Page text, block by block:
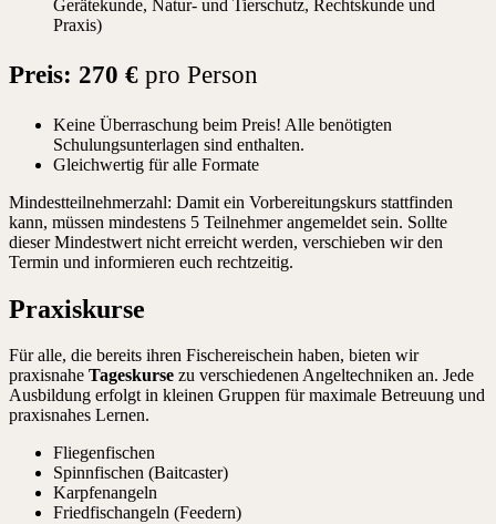
Gerätekunde, Natur- und Tierschutz, Rechtskunde und
Praxis)
Preis: 270 € pro Person
Keine Überraschung beim Preis! Alle benötigten
Schulungsunterlagen sind enthalten.
Gleichwertig für alle Formate
Mindestteilnehmerzahl: Damit ein Vorbereitungskurs stattfinden
kann, müssen mindestens 5 Teilnehmer angemeldet sein. Sollte
dieser Mindestwert nicht erreicht werden, verschieben wir den
Termin und informieren euch rechtzeitig.
Praxiskurse
Für alle, die bereits ihren Fischereischein haben, bieten wir
praxisnahe Tageskurse zu verschiedenen Angeltechniken an. Jede
Ausbildung erfolgt in kleinen Gruppen für maximale Betreuung und
praxisnahes Lernen.
Fliegenfischen
Spinnfischen (Baitcaster)
Karpfenangeln
Friedfischangeln (Feedern)